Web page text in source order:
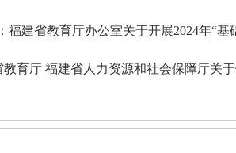
福建省教育厅办公室关于开展2024年“
教育厅 福建省人力资源和社会保障厅关